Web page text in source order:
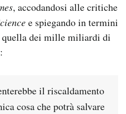
, accodandosi alle critiche
e spiegando in termini
quella dei mille miliardi di
il riscaldamento
cosa che potrà salvare